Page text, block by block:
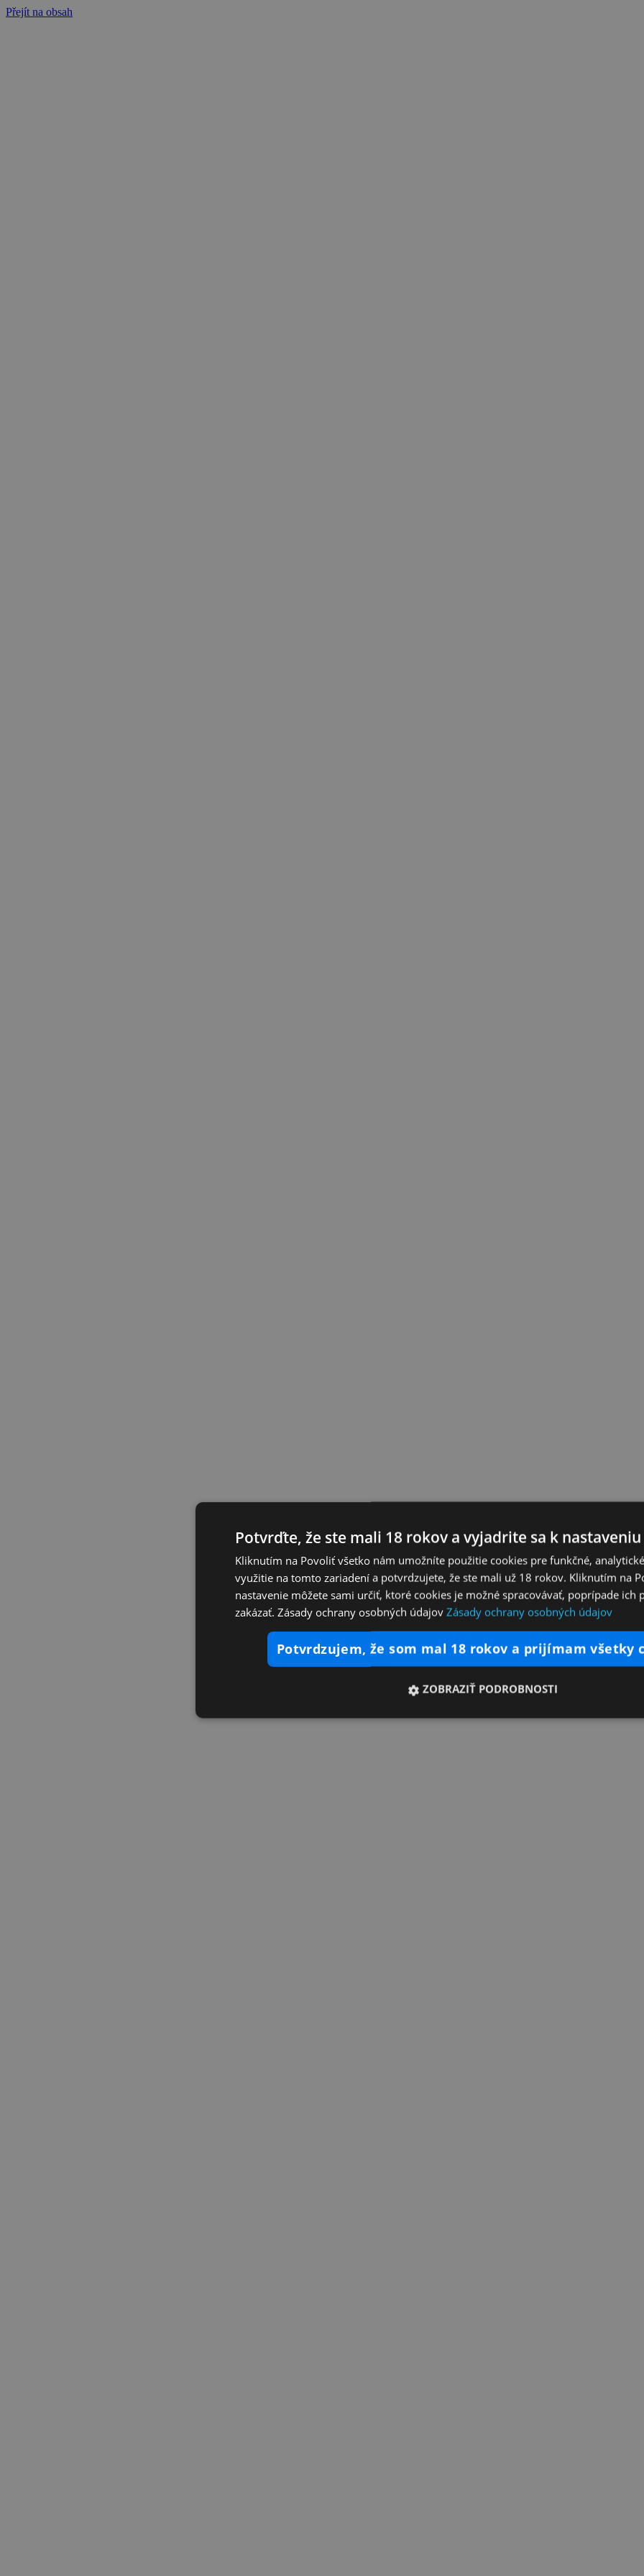
Přejít na obsah
Potvrďte, že ste mali 18 rokov a vyjadrite sa k
Kliknutím na Povoliť všetko nám umožníte použitie cookies pre funkčné,
využitie na tomto zariadení a potvrdzujete, že ste mali už 18 rokov. Kliknutím na
nastavenie môžete sami určiť, ktoré cookies je možné spracovávať, poprípade ich
zakázať. Zásady ochrany osobných údajov Zásady ochrany osobných údajov
potvrdzujem, že som mal 18 rokov a prijímam všetky
ZOBRAZIŤ PODROBNOSTI